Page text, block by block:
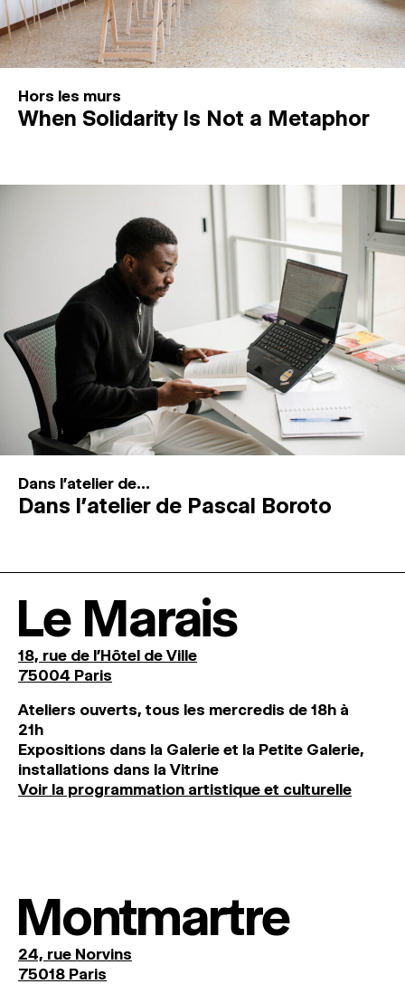
Hors les murs
When Solidarity Is Not a Metaphor
Dans l'atelier de...
Dans l’atelier de Pascal Boroto
Le Marais
18, rue de l'Hôtel de Ville
75004 Paris
Ateliers ouverts, tous les mercredis de 18h à
21h
Expositions dans la Galerie et la Petite Galerie,
installations dans la Vitrine
Voir la programmation artistique et culturelle
Montmartre
24, rue Norvins
75018 Paris